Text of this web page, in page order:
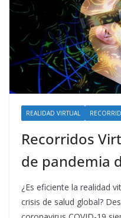
REALIDAD VIRTUAL
Recorridos
de pandemia
¿Es eficiente la realidad
crisis de salud global?